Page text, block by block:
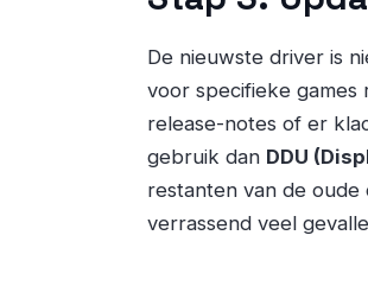
De nieuwste driver is
voor specifieke games
release-notes of er
gebruik dan DDU
restanten van de oude
verrassend veel